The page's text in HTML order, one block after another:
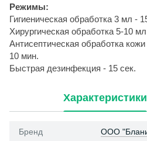
Режимы:
Гигиеническая обработка 3 мл -
Хирургическая обработка 5-10
Антисептическая обработка
10 мин.
Быстрая дезинфекция - 15 сек.
Характеристики
Бренд ООО